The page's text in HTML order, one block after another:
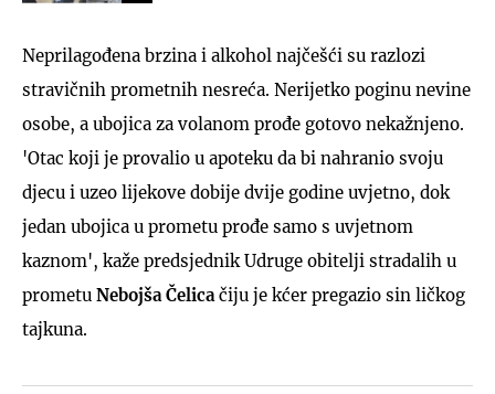
Neprilagođena brzina i alkohol najčešći su razlozi
stravičnih prometnih nesreća. Nerijetko poginu nevine
osobe, a ubojica za volanom prođe gotovo nekažnjeno.
'Otac koji je provalio u apoteku da bi nahranio svoju
djecu i uzeo lijekove dobije dvije godine uvjetno, dok
jedan ubojica u prometu prođe samo s uvjetnom
kaznom', kaže predsjednik Udruge obitelji stradalih u
prometu Nebojša Čelica čiju je kćer pregazio sin ličkog
tajkuna.